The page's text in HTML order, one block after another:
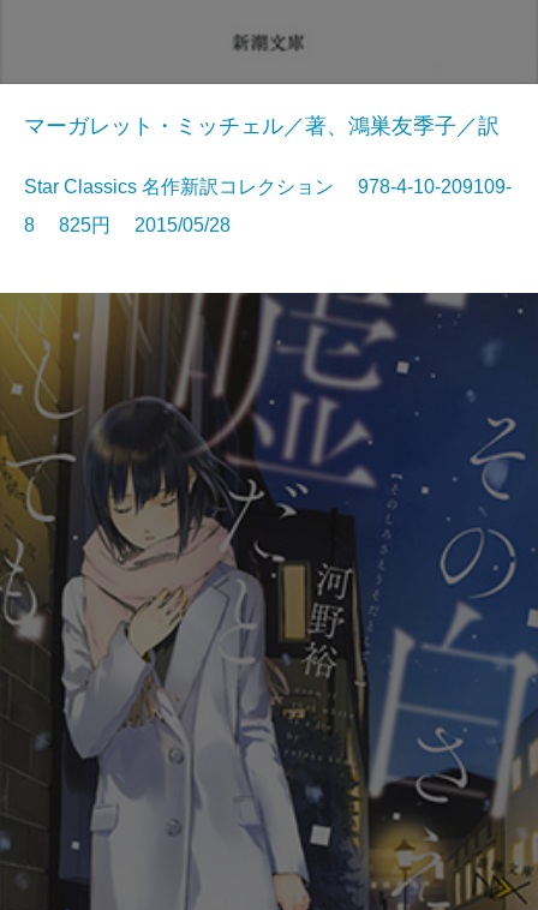
マーガレット・ミッチェル／著、鴻巣友季子／訳
Star Classics 名作新訳コレクション 978-4-10-209109-
8 825円 2015/05/28